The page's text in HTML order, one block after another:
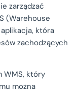
zarządzać
(Warehouse
która
zachodzących
WMS, który
można